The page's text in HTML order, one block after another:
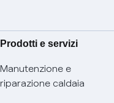
Prodotti e servizi
Manutenzione e
riparazione caldaia